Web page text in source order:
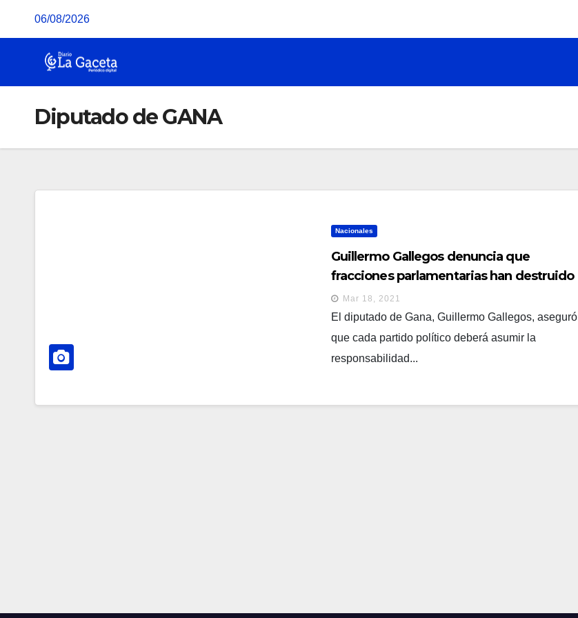
06/08/2026
Diputado de GANA
Nacionales
Guillermo Gallegos denuncia que
fracciones parlamentarias han destruido
registros de plazas fantasmas
Mar 18, 2021
El diputado de Gana, Guillermo Gallegos, aseguró
que cada partido político deberá asumir la
responsabilidad...